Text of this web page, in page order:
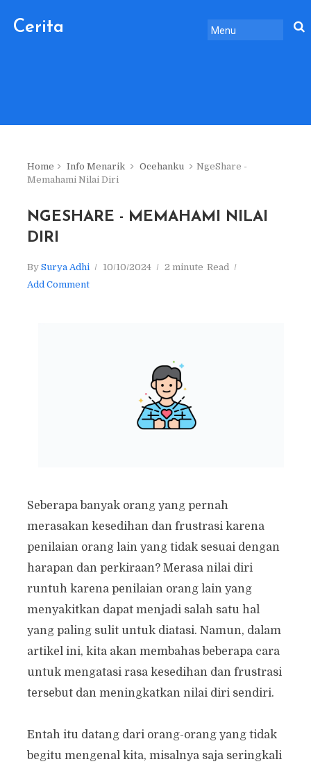
Cerita
Home Info Menarik Ocehanku
NgeShare -
Memahami Nilai Diri
NGESHARE - MEMAHAMI NILAI
DIRI
BySurya Adhi 10/10/2024 2 minute Read
Add Comment
Seberapa banyak orang yang pernah
merasakan kesedihan dan frustrasi karena
penilaian orang lain yang tidak sesuai dengan
harapan dan perkiraan? Merasa nilai diri
runtuh karena penilaian orang lain yang
menyakitkan dapat menjadi salah satu hal
yang paling sulit untuk diatasi. Namun, dalam
artikel ini, kita akan membahas beberapa cara
untuk mengatasi rasa kesedihan dan frustrasi
tersebut dan meningkatkan nilai diri sendiri.
Entah itu datang dari orang-orang yang tidak
begitu mengenal kita, misalnya saja seringkali